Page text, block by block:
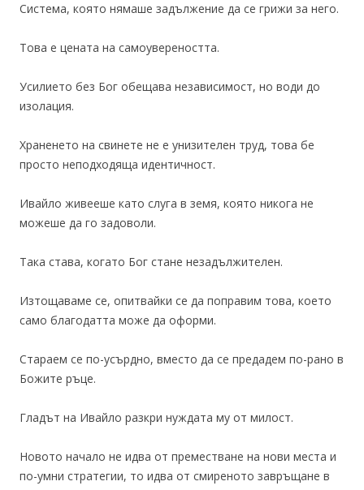
Система, която нямаше задължение да се грижи за него.
Това е цената на самоувереността.
Усилието без Бог обещава независимост, но води до
изолация.
Храненето на свинете не е унизителен труд, това бе
просто неподходяща идентичност.
Ивайло живееше като слуга в земя, която никога не
можеше да го задоволи.
Така става, когато Бог стане незадължителен.
Изтощаваме се, опитвайки се да поправим това, което
само благодатта може да оформи.
Стараем се по-усърдно, вместо да се предадем по-рано в
Божите ръце.
Гладът на Ивайло разкри нуждата му от милост.
Новото начало не идва от преместване на нови места и
по-умни стратегии, то идва от смиреното завръщане в